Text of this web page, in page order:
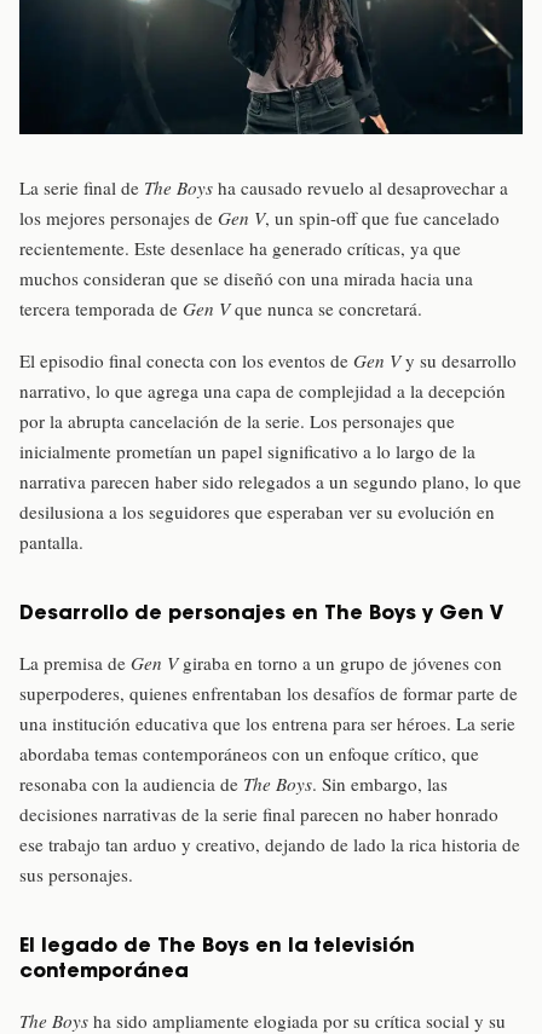
La serie final de The Boys ha causado revuelo al desaprovechar a
los mejores personajes de Gen V, un spin-off que fue cancelado
recientemente. Este desenlace ha generado críticas, ya que
muchos consideran que se diseñó con una mirada hacia una
tercera temporada de Gen Vque nunca se concretará.
El episodio final conecta con los eventos de Gen Vy su desarrollo
narrativo, lo que agrega una capa de complejidad a la decepción
por la abrupta cancelación de la serie. Los personajes que
inicialmente prometían un papel significativo a lo largo de la
narrativa parecen haber sido relegados a un segundo plano, lo que
desilusiona a los seguidores que esperaban ver su evolución en
pantalla.
Desarrollo de personajes en The Boys y Gen V
La premisa de Gen Vgiraba en torno a un grupo de jóvenes con
superpoderes, quienes enfrentaban los desafíos de formar parte de
una institución educativa que los entrena para ser héroes. La serie
abordaba temas contemporáneos con un enfoque crítico, que
resonaba con la audiencia de The Boys. Sin embargo, las
decisiones narrativas de la serie final parecen no haber honrado
ese trabajo tan arduo y creativo, dejando de lado la rica historia de
sus personajes.
El legado de The Boys en la televisión
contemporánea
The Boys ha sido ampliamente elogiada por su crítica social y su